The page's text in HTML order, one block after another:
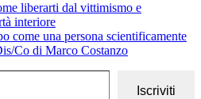
liberarti dal vittimismo e
interiore
come una persona scientificamente
Co di Marco Costanzo
Iscriviti